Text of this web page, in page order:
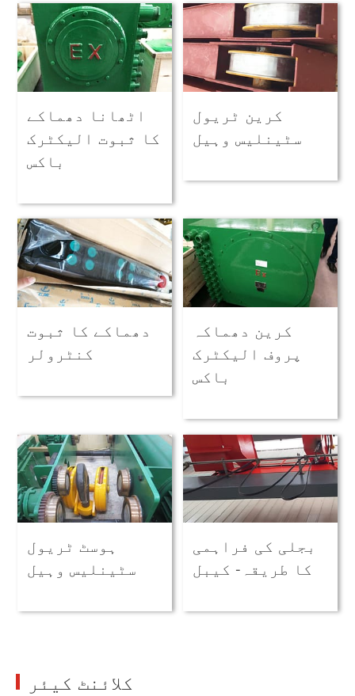
اٹھانا دھماکے
کا ثبوت الیکٹرک
باکس
کرین ٹریول
سٹینلیس وہیل
دھماکے کا ثبوت
کنٹرولر
کرین دھماکہ
پروف الیکٹرک
باکس
ہوسٹ ٹریول
سٹینلیس وہیل
بجلی کی فراہمی
کا طریقہ- کیبل
کلائنٹ کیئر